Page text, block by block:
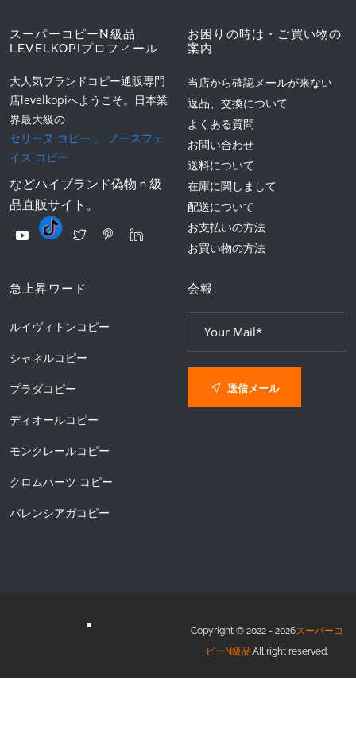
スーパーコピーN級品
LEVELKOPIプロフィール
大人気ブランドコピー通販専門
店levelkopiへようこそ。日本業
界最大級の
セリーヌ コピー 、
ノースフェ
イス コピー
などハイブランド偽物ｎ級
品直販サイト。
お困りの時は・ご買い物の
案内
当店から確認メールが来ない
返品、交換について
よくある質問
お問い合わせ
送料について
在庫に関しまして
配送について
お支払いの方法
お買い物の方法
急上昇ワード
ルイヴィトンコピー
シャネルコピー
プラダコピー
ディオールコピー
モンクレールコピー
クロムハーツ コピー
バレンシアガコピー
会報
送信メール
Copyright © 2022 - 2026スーパーコ
ピーN級品.All right reserved.